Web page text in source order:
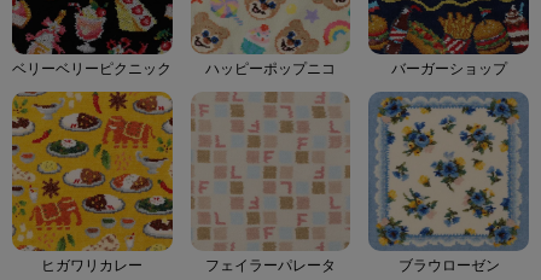
ベリーベリーピクニック ハッピーポップニコ バーガーショップ
ヒガワリカレー フェイラーパレータ ブラウローゼン